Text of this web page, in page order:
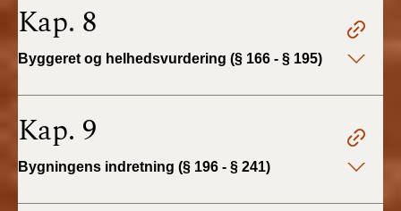
2018)
BR18 (1/1-30/6
BR15 (2015-2018)
Tidligere BR (1961-
Kap. 8
Byggeret og helhedsvurdering (§ 166 - § 195)
Kap. 9
Bygningens indretning (§ 196 - § 241)